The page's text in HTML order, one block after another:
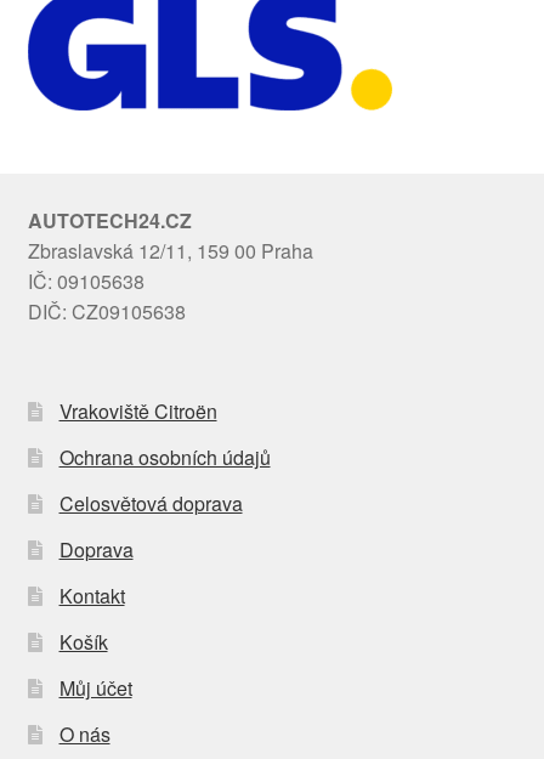
AUTOTECH24.CZ
Zbraslavská 12/11, 159 00 Praha
IČ: 09105638
DIČ: CZ09105638
Vrakoviště Citroën
Ochrana osobních údajů
Celosvětová doprava
Doprava
Kontakt
Košík
Můj účet
O nás